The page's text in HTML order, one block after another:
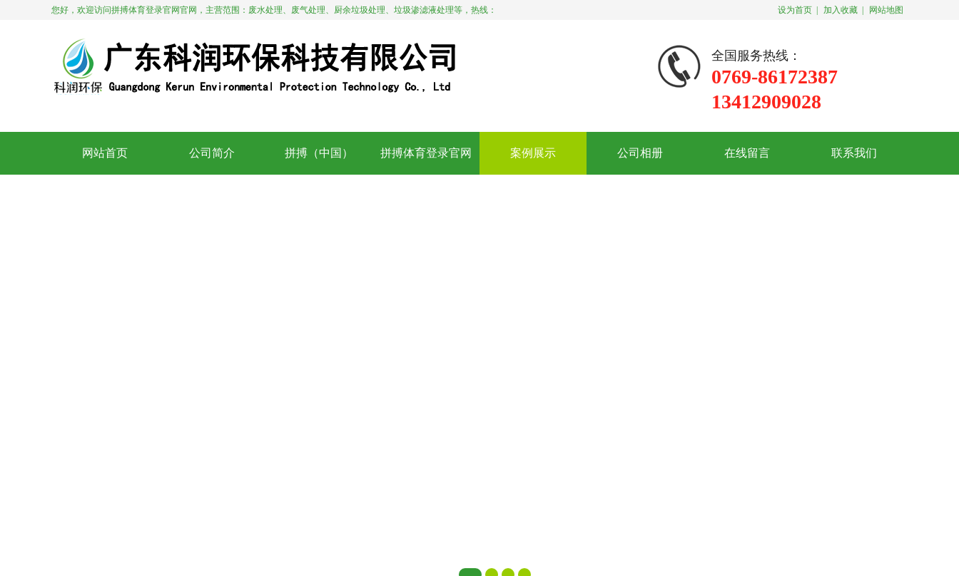
您好，欢迎访问拼搏体育登录官网官网，主营范围：废水处理、废气处理、厨余垃圾处理、垃圾渗滤液处理等，热线：
设为首页 加入收藏 网站地图
全国服务热线：
0769-86172387
13412909028
网站首页 公司简介 拼搏（中国） 拼搏体育登录官网 案例展示 公司相册 在线留言 联系我们